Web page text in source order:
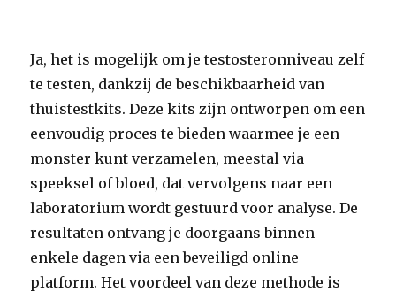
Ja, het is mogelijk om je testosteronniveau zelf
te testen, dankzij de beschikbaarheid van
thuistestkits. Deze kits zijn ontworpen om een
eenvoudig proces te bieden waarmee je een
monster kunt verzamelen, meestal via
speeksel of bloed, dat vervolgens naar een
laboratorium wordt gestuurd voor analyse. De
resultaten ontvang je doorgaans binnen
enkele dagen via een beveiligd online
platform. Het voordeel van deze methode is